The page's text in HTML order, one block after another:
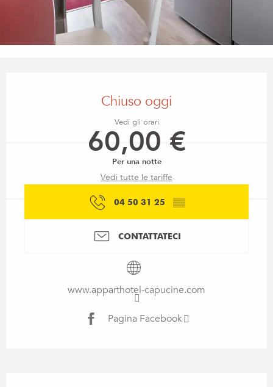
Chiuso oggi
Vedi gli orari
60,00 €
Per una notte
Vedi tutte le tariffe
04 50 31 25 ▒▒
CONTATTATECI
www.apparthotel-capucine.com
Pagina Facebook